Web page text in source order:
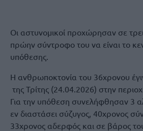
Οι αστυνομικοί προχώρησαν σε
πρώην σύντροφο του να είναι το
υπόθεσης.
Η ανθρωποκτονία του 36χρονου
της Τρίτης (24.04.2026) στην
Για την υπόθεση συνελήφθησαν 3
εν διαστάσει σύζυγος, 40χρονος
33χρονος αδερφός και σε βάρος